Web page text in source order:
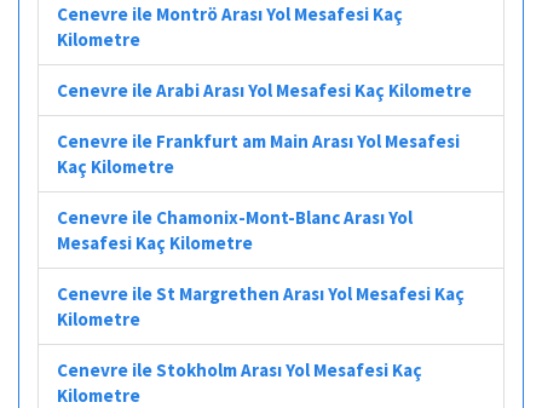
Cenevre ile Montrö Arası Yol Mesafesi Kaç
Kilometre
Cenevre ile Arabi Arası Yol Mesafesi Kaç Kilometre
Cenevre ile Frankfurt am Main Arası Yol Mesafesi
Kaç Kilometre
Cenevre ile Chamonix-Mont-Blanc Arası Yol
Mesafesi Kaç Kilometre
Cenevre ile St Margrethen Arası Yol Mesafesi Kaç
Kilometre
Cenevre ile Stokholm Arası Yol Mesafesi Kaç
Kilometre